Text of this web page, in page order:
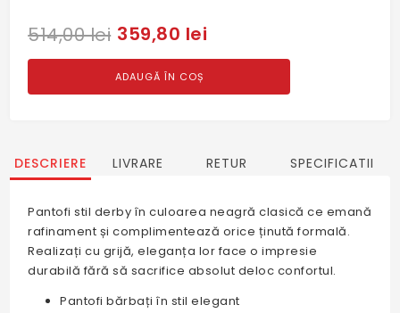
514,00 lei 359,80 lei
ADAUGĂ ÎN COȘ
DESCRIERE LIVRARE RETUR SPECIFICATII
Pantofi stil derby în culoarea neagră clasică ce emană
rafinament și complimentează orice ținută formală.
Realizați cu grijă, eleganța lor face o impresie
durabilă fără să sacrifice absolut deloc confortul.
Pantofi bărbați în stil elegant